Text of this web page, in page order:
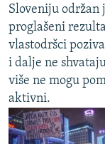
Sloveniju održan
proglašeni
vlastodršci
i dalje ne
više ne mogu
aktivni.